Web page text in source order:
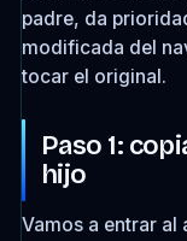
padre, da
modificada del
tocar el original.
Paso 1:
hijo
Vamos a entrar